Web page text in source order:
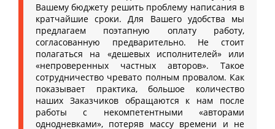
Вашему бюджету решить проблему написания в
кратчайшие сроки. Для Вашего удобства мы
предлагаем поэтапную оплату работу,
согласованную предварительно. Не стоит
полагаться на «дешевых исполнителей» или
«непроверенных частных авторов». Такое
сотрудничество чревато полным провалом. Как
показывает практика, большое количество
наших Заказчиков обращаются к нам после
работы с некомпетентными «авторами
однодневками», потеряв массу времени и не